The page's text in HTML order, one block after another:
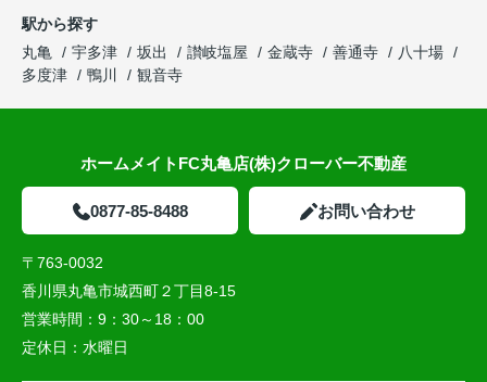
駅から探す
丸亀
宇多津 坂出 讃岐塩屋 金蔵寺 善通寺
八十場
多度津
鴨川 観音寺
ホームメイトFC丸亀店(株)クローバー不動産
0877-85-8488 お問い合わせ
〒763-0032
香川県丸亀市城西町２丁目8-15
営業時間： 9：30～18：00
定休日： 水曜日